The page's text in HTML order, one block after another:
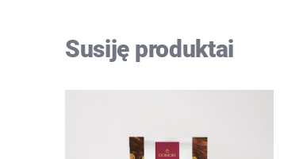
Susiję produktai